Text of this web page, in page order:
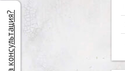
Нужна консультация?